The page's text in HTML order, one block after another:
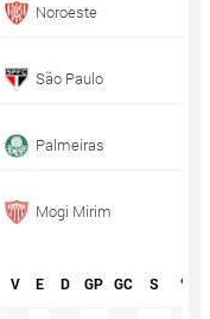
Noroeste
São Paulo
Palmeiras
Mogi Mirim
V E D GP GC S %